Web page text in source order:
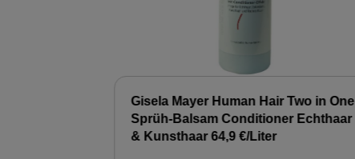
Gisela Mayer Human Hair Two in One
Sprüh-Balsam Conditioner Echthaar
& Kunsthaar 64,9 €/Liter